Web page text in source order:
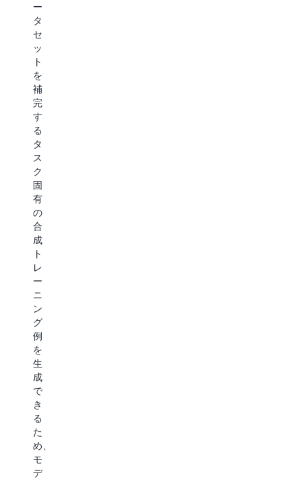
ー
タ
セ
ッ
ト
を
補
完
す
る
タ
ス
ク
固
有
の
合
成
ト
レ
ー
ニ
ン
グ
例
を
生
成
で
き
る
た
め、
モ
デ